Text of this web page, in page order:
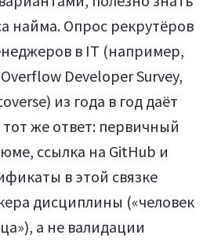
найма. Опрос рекрутёров
в IT (например,
Developer Survey,
из года в год даёт
же ответ: первичный
ссылка на GitHub и
в этой связке
дисциплины («человек
а не валидации